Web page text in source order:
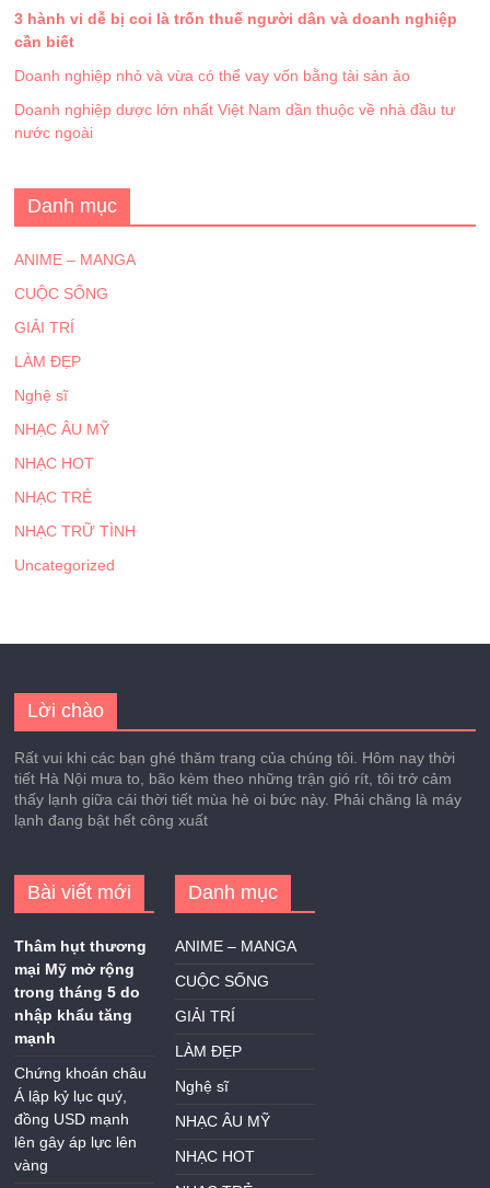
3 hành vi dễ bị coi là trốn thuế người dân và doanh nghiệp
cần biết
Doanh nghiệp nhỏ và vừa có thể vay vốn bằng tài sản ảo
Doanh nghiệp dược lớn nhất Việt Nam dần thuộc về nhà đầu tư
nước ngoài
Danh mục
ANIME – MANGA
CUỘC SỐNG
GIẢI TRÍ
LÀM ĐẸP
Nghệ sĩ
NHẠC ÂU MỸ
NHẠC HOT
NHẠC TRẺ
NHẠC TRỮ TÌNH
Uncategorized
Lời chào
Rất vui khi các bạn ghé thăm trang của chúng tôi. Hôm nay thời
tiết Hà Nội mưa to, bão kèm theo những trận gió rít, tôi trở cảm
thấy lạnh giữa cái thời tiết mùa hè oi bức này. Phải chăng là máy
lạnh đang bật hết công xuất
Bài viết mới
Thâm hụt thương
mại Mỹ mở rộng
trong tháng 5 do
nhập khẩu tăng
mạnh
Chứng khoán châu
Á lập kỷ lục quý,
đồng USD mạnh
lên gây áp lực lên
vàng
Danh mục
ANIME – MANGA
CUỘC SỐNG
GIẢI TRÍ
LÀM ĐẸP
Nghệ sĩ
NHẠC ÂU MỸ
NHẠC HOT